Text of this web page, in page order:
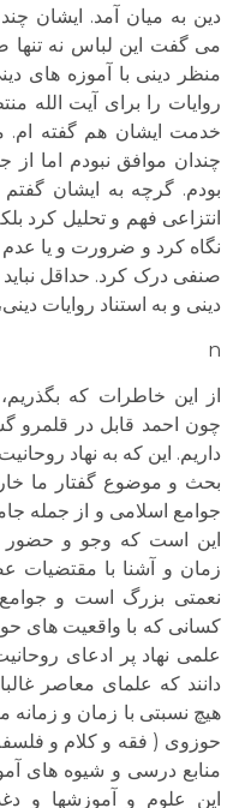
دین به میان آمد. ایشان
می گفت این لباس نه تنها
منظر دینی با آموزه های
روایات را برای آیت الله
خدمت ایشان هم گفته ام.
چندان موافق نبودم اما از
بودم. گرچه به ایشان گفتم
انتزاعی فهم و تحلیل کرد
نگاه کرد و ضرورت و یا
صنفی درک کرد. حداقل
دینی و به استناد روایات
n
از این خاطرات که
چون احمد قابل در قلمرو
داریم. این که به نهاد
بحث و موضوع گفتار ما
جوامع اسلامی و از جمله
این است که وجو و حضور
زمان و آشنا با مقتضیات
نعمتی بزرگ است و جوامع
کسانی که با واقعیت های
علمی نهاد پر ادعای
دانند که علمای معاصر
هیچ نسبتی با زمان و زمانه
حوزوی ( فقه و کلام و
منابع درسی و شیوه های
این علوم و آموزشها و